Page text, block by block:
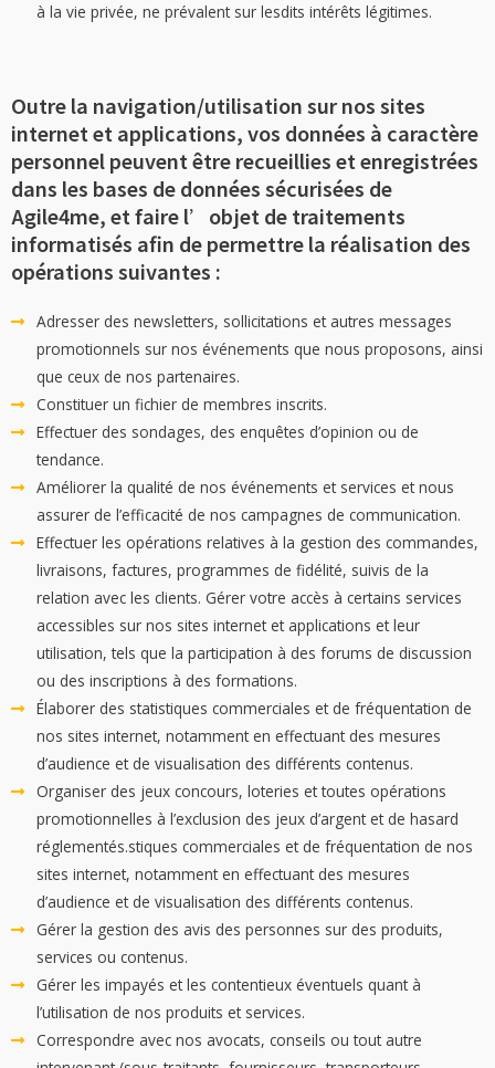
à la vie privée, ne prévalent sur lesdits intérêts légitimes.
Outre la navigation/utilisation sur nos sites
internet et applications, vos données à caractère
personnel peuvent être recueillies et enregistrées
dans les bases de données sécurisées de
Agile4me, et faire l’objet de traitements
informatisés afin de permettre la réalisation des
opérations suivantes :
Adresser des newsletters, sollicitations et autres messages
promotionnels sur nos événements que nous proposons, ainsi
que ceux de nos partenaires.
Constituer un fichier de membres inscrits.
Effectuer des sondages, des enquêtes d’opinion ou de
tendance.
Améliorer la qualité de nos événements et services et nous
assurer de l’efficacité de nos campagnes de communication.
Effectuer les opérations relatives à la gestion des commandes,
livraisons, factures, programmes de fidélité, suivis de la
relation avec les clients. Gérer votre accès à certains services
accessibles sur nos sites internet et applications et leur
utilisation, tels que la participation à des forums de discussion
ou des inscriptions à des formations.
Élaborer des statistiques commerciales et de fréquentation de
nos sites internet, notamment en effectuant des mesures
d’audience et de visualisation des différents contenus.
Organiser des jeux concours, loteries et toutes opérations
promotionnelles à l’exclusion des jeux d’argent et de hasard
réglementés.stiques commerciales et de fréquentation de nos
sites internet, notamment en effectuant des mesures
d’audience et de visualisation des différents contenus.
Gérer la gestion des avis des personnes sur des produits,
services ou contenus.
Gérer les impayés et les contentieux éventuels quant à
l’utilisation de nos produits et services.
Correspondre avec nos avocats, conseils ou tout autre